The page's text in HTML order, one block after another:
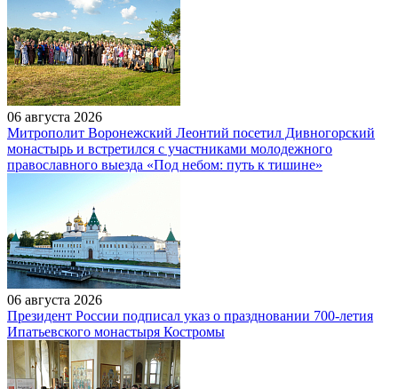
06 августа 2026
Митрополит Воронежский Леонтий посетил Дивногорский
монастырь и встретился с участниками молодежного
православного выезда «Под небом: путь к тишине»
06 августа 2026
Президент России подписал указ о праздновании 700-летия
Ипатьевского монастыря Костромы